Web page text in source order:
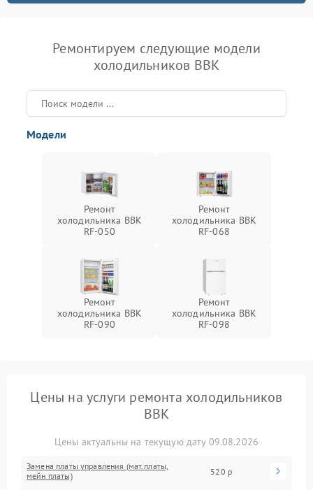
Ремонтируем следующие модели
холодильников BBK
Модели
Ремонт
холодильника BBK
RF-050
Ремонт
холодильника BBK
RF-068
Ремонт
холодильника BBK
RF-090
Ремонт
холодильника BBK
RF-098
Цены на услуги ремонта холодильников
BBK
Цены актуальны на текущую дату 09.08.2026
Замена платы управления (мат.платы,
мейн платы)
520 р